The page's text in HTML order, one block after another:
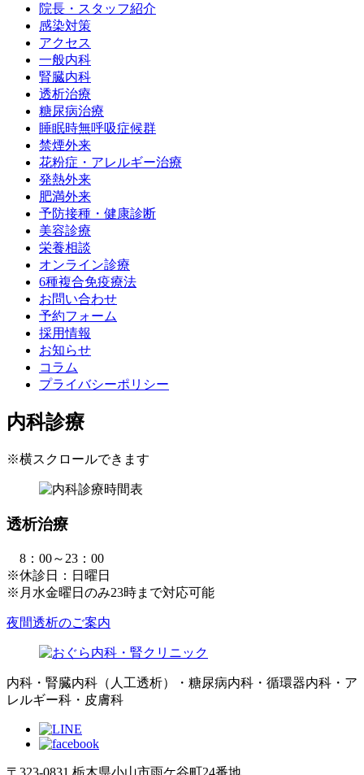
院長・スタッフ紹介
感染対策
アクセス
一般内科
腎臓内科
透析治療
糖尿病治療
睡眠時無呼吸症候群
禁煙外来
花粉症・アレルギー治療
発熱外来
肥満外来
予防接種・健康診断
美容診療
栄養相談
オンライン診療
6種複合免疫療法
お問い合わせ
予約フォーム
採用情報
お知らせ
コラム
プライバシーポリシー
内科診療
※横スクロールできます
透析治療
8：00～23：00
※休診日：日曜日
※月水金曜日のみ23時まで対応可能
夜間透析のご案内
内科・腎臓内科（人工透析）・糖尿病内科・循環器内科・ア
レルギー科・皮膚科
〒323-0831 栃木県小山市雨ケ谷町24番地